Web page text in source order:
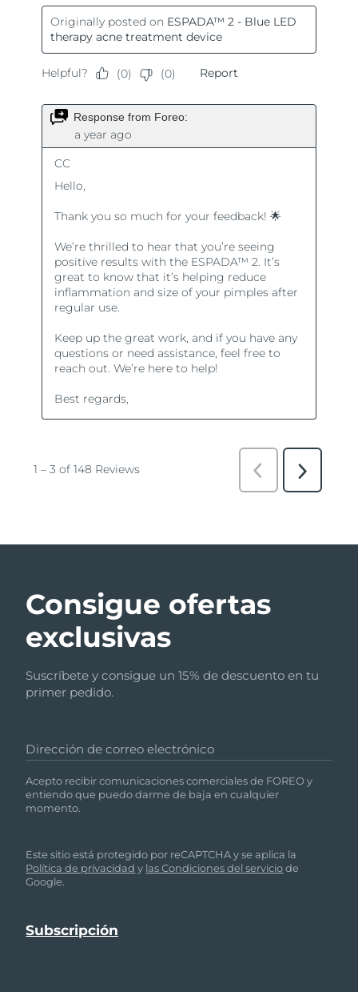
Consigue ofertas
exclusivas
Suscríbete y consigue un 15% de descuento en tu
primer pedido.
Dirección de correo electrónico
Acepto recibir comunicaciones comerciales de FOREO y
entiendo que puedo darme de baja en cualquier
momento.
Este sitio está protegido por reCAPTCHA y se aplica la
Política de privacidad y las Condiciones del serviciode
Google.